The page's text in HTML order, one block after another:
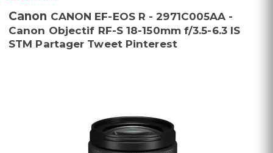
Canon CANON EF-EOS R - 2971C005AA -
Canon Objectif RF-S 18-150mm f/3.5-6.3 IS
STM Partager Tweet Pinterest